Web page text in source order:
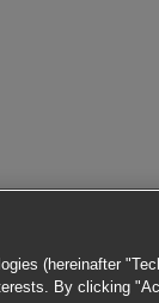
(hereinafter
By clicking